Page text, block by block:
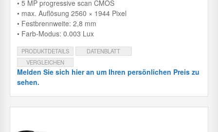
• 5 MP progressive scan CMOS
• max. Auflösung 2560 × 1944 Pixel
• Festbrennweite: 2,8 mm
• Farb-Modus: 0.003 Lux
PRODUKTDETAILS
DATENBLATT
VERGLEICHEN
Melden Sie sich hier an um Ihren persönlichen Preis zu
sehen.